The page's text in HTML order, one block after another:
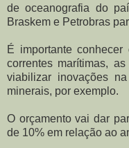
de oceanografia do
Braskem e Petrobras
É importante
correntes marítimas,
viabilizar inovações
minerais, por exemplo.
O orçamento vai dar
de 10% em relação ao